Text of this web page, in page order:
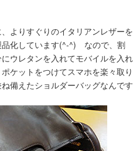
よりすぐりのイタリアンレザーを
品化しています(^-^) なので、割
ウレタンを入れてモバイルを入れ
ケットをつけてスマホを楽々取り
備えたショルダーバッグなんです